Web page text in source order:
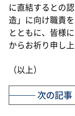
に直結するとの
造」に向け職責
とともに、皆様
からお祈り申し上
（以上）
次の記事